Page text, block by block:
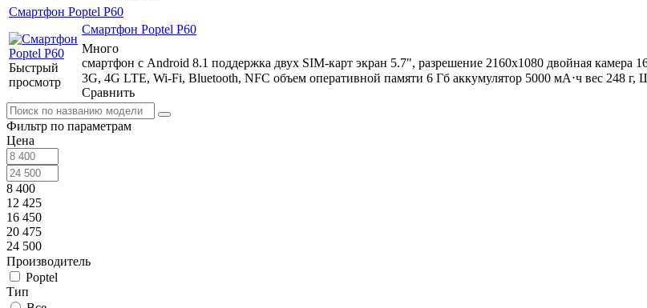
Смартфон Poptel P60
Быстрый
просмотр
Смартфон Poptel P60
Много
смартфон с Android 8.1 поддержка двух SIM-карт экран 5.7", разрешение 2160x1080 двойная
3G, 4G LTE, Wi-Fi, Bluetooth, NFC объем оперативной памяти 6 Гб аккумулятор 5000 мА⋅ч вес 248
Сравнить
Фильтр по параметрам
Цена
8 400
12 425
16 450
20 475
24 500
Производитель
Poptel
Тип